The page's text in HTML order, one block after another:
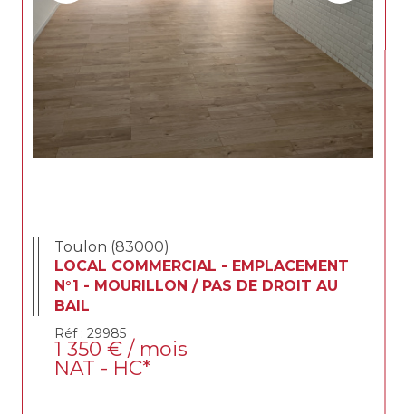
Toulon (83000)
LOCAL COMMERCIAL - EMPLACEMENT
N°1 - MOURILLON / PAS DE DROIT AU
BAIL
Réf : 29985
1 350 € / mois
NAT - HC*